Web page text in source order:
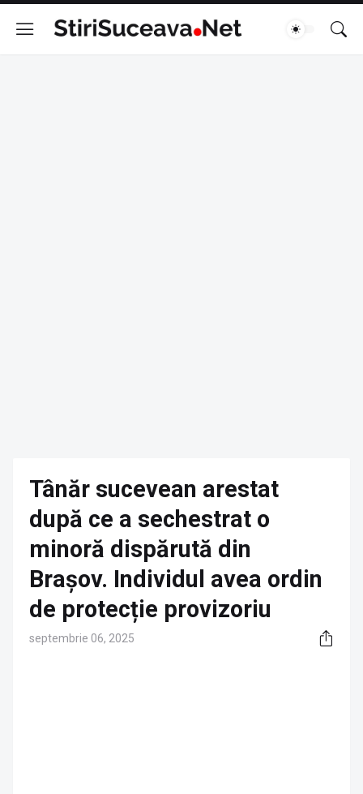
Tânăr sucevean arestat
după ce a sechestrat o
minoră dispărută din
Brașov. Individul avea ordin
de protecție provizoriu
septembrie 06, 2025